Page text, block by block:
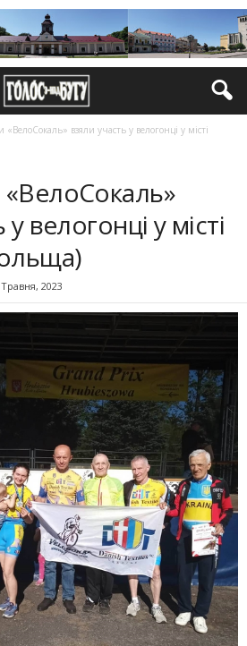
«ВелоСокаль» взяли участь у велогонці у місті
велогонці у місті
2023